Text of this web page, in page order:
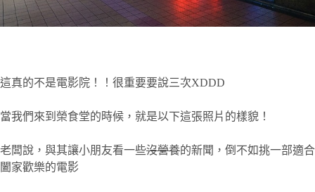
這真的不是電影院！！很重要要說三次XDDD
當我們來到榮食堂的時候，就是以下這張照片的樣貌！
老闆說，與其讓小朋友看一些沒營養的新聞，倒不如挑一部適合
闔家歡樂的電影